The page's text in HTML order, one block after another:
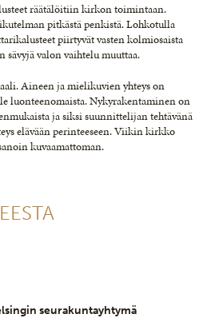
räätälöitiin kirkon toimintaan.
pitkästä penkistä. Lohkotulla
piirtyvät vasten kolmiosaista
valon vaihtelu muuttaa.
Aineen ja mielikuvien yhteys on
luonteenomaista. Nykyrakentaminen on
ja siksi suunnittelijan tehtävänä
elävään perinteeseen. Viikin kirkko
kuvaamattoman.
seurakuntayhtymä